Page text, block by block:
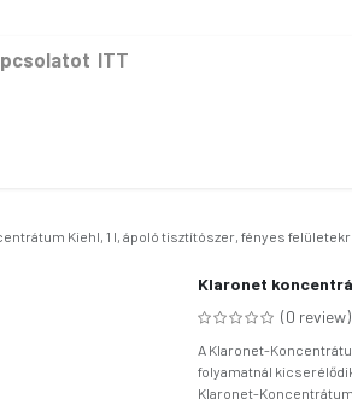
ITT
Kiehl, 1 l, ápoló tisztítószer, fényes
Klaronet
(0 review)
A Klaronet-
folyamatnál
Klaronet-